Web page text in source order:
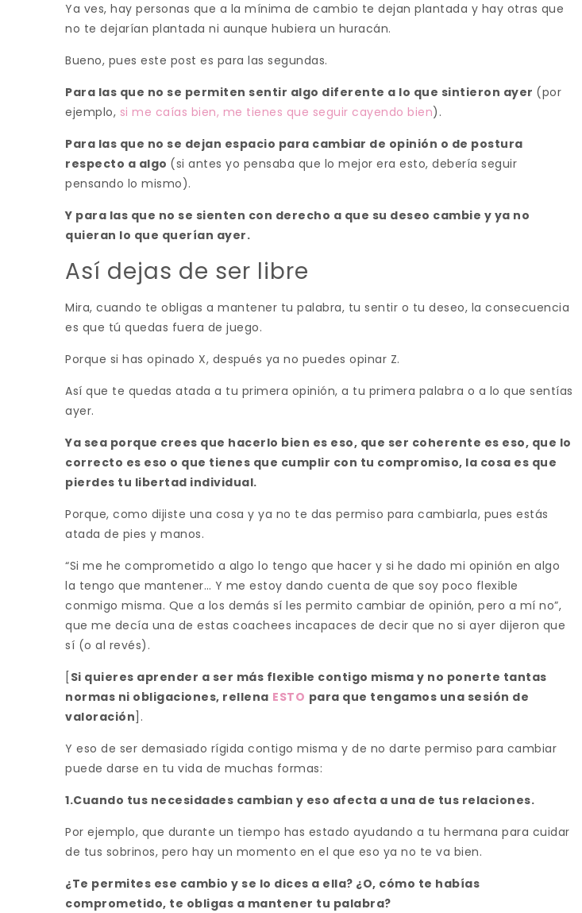
Ya ves, hay personas que a la mínima de cambio te dejan plantada y hay otras que
no te dejarían plantada ni aunque hubiera un huracán.
Bueno, pues este post es para las segundas.
Para las que no se permiten sentir algo diferente a lo que sintieron ayer (por
ejemplo, si me caías bien, me tienes que seguir cayendo bien).
Para las que no se dejan espacio para cambiar de opinión o de postura
respecto a algo (si antes yo pensaba que lo mejor era esto, debería seguir
pensando lo mismo).
Y para las que no se sienten con derecho a que su deseo cambie y ya no
quieran lo que querían ayer.
Así dejas de ser libre
Mira, cuando te obligas a mantener tu palabra, tu sentir o tu deseo, la consecuencia
es que tú quedas fuera de juego.
Porque si has opinado X, después ya no puedes opinar Z.
Así que te quedas atada a tu primera opinión, a tu primera palabra o a lo que sentías
ayer.
Ya sea porque crees que hacerlo bien es eso, que ser coherente es eso, que lo
correcto es eso o que tienes que cumplir con tu compromiso, la cosa es que
pierdes tu libertad individual.
Porque, como dijiste una cosa y ya no te das permiso para cambiarla, pues estás
atada de pies y manos.
“Si me he comprometido a algo lo tengo que hacer y si he dado mi opinión en algo
la tengo que mantener… Y me estoy dando cuenta de que soy poco flexible
conmigo misma. Que a los demás sí les permito cambiar de opinión, pero a mí no”,
que me decía una de estas coachees incapaces de decir que no si ayer dijeron que
sí (o al revés).
[ Si quieres aprender a ser más flexible contigo misma y no ponerte tantas
normas ni obligaciones, rellena ESTO para que tengamos una sesión de
valoración ].
Y eso de ser demasiado rígida contigo misma y de no darte permiso para cambiar
puede darse en tu vida de muchas formas:
1.Cuando tus necesidades cambian y eso afecta a una de tus relaciones.
Por ejemplo, que durante un tiempo has estado ayudando a tu hermana para cuidar
de tus sobrinos, pero hay un momento en el que eso ya no te va bien.
¿Te permites ese cambio y se lo dices a ella? ¿O, cómo te habías
comprometido, te obligas a mantener tu palabra?